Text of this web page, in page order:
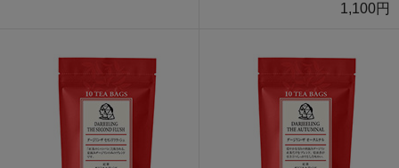
1,100円